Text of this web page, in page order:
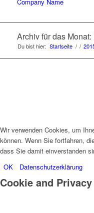
Archiv für das
Du bist hier: Startseite / /
Wir verwenden Cookies, um
können. Wenn Sie fortfahren,
dass Sie damit einverstanden
OK
Datenschutzerklärung
Cookie and